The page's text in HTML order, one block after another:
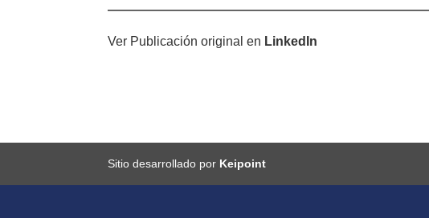
Ver Publicación original en LinkedIn
Sitio desarrollado por Keipoint